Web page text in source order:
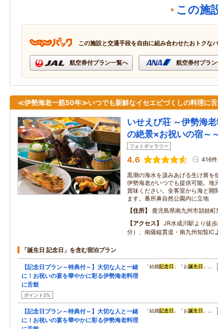
この施
この施設と交通手段を自由に組み合わせたおトクな
航空券付プラン一覧へ 航空券付プラ
≪伊勢海老一筋50年≫いつでも新鮮なイセエビづくしの料理に
いせえび荘 ～伊勢海
の絶景×お祝いの宿～
フォトギャラリー
4.6 416件
黒潮の海水を汲みあげる生け簀を
伊勢海老がいつでも提供可能。地
賞味ください。全客室から海と開
ます。番所鼻自然公園内に立地
住所
鹿児島県南九州市頴娃
アクセス
JR水成川駅より徒
分）、南薩縦貫道・南九州知覧IC
「誕生日 記念日」を含む宿泊プラン
【記念日プラン～特典付～】大切な人と一緒
に！お祝いの宴を華やかに彩る伊勢海老料理
に舌鼓
ポイント2%
「結婚記念日 」「お誕生日 」…
【記念日プラン～特典付～】大切な人と一緒
に！お祝いの宴を華やかに彩る伊勢海老料理
「結婚記念日 」「お誕生日 」…